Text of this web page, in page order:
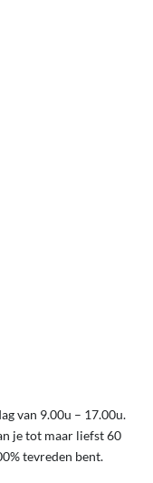
van 9.00u – 17.00u.
je tot maar liefst 60
tevreden bent.